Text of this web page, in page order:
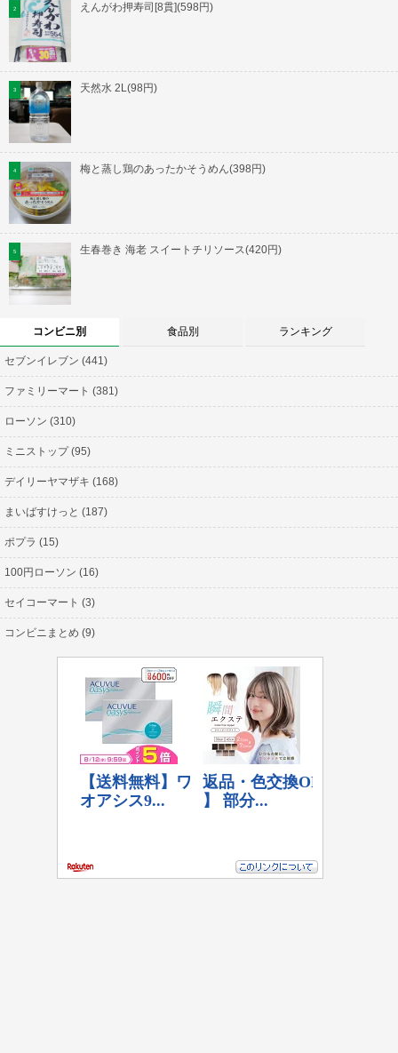
えんがわ押寿司[8貫](598円)
天然水 2L(98円)
梅と蒸し鶏のあったかそうめん(398円)
生春巻き 海老 スイートチリソース(420円)
コンビニ別 食品別 ランキング
セブンイレブン (441)
ファミリーマート (381)
ローソン (310)
ミニストップ (95)
デイリーヤマザキ (168)
まいばすけっと (187)
ポプラ (15)
100円ローソン (16)
セイコーマート (3)
コンビニまとめ (9)